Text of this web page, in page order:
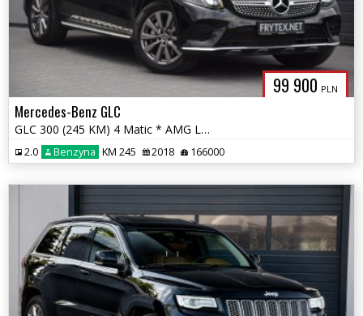
99 900 PLN
Mercedes-Benz GLC
GLC 300 (245 KM) 4 Matic * AMG Line * Serwis ASO * Gwarancja *
2.0 Benzyna KM 245 2018 166000